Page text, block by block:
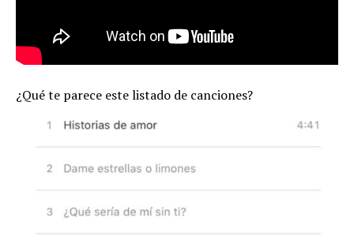
¿Qué te parece este listado de canciones?